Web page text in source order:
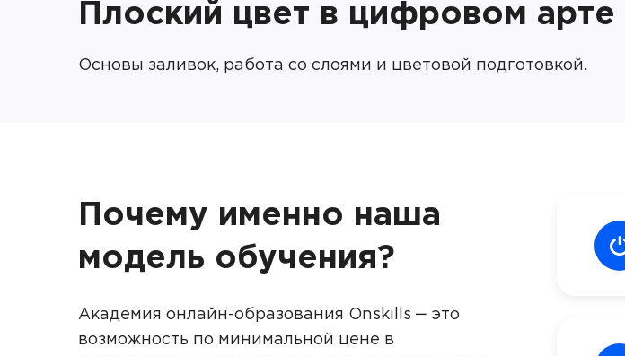
Плоский цвет в цифровом арте
Основы заливок, работа со слоями и цветовой подготовкой.
Почему именно наша
модель обучения?
Академия онлайн-образования Onskills ‒ это
возможность по минимальной цене в